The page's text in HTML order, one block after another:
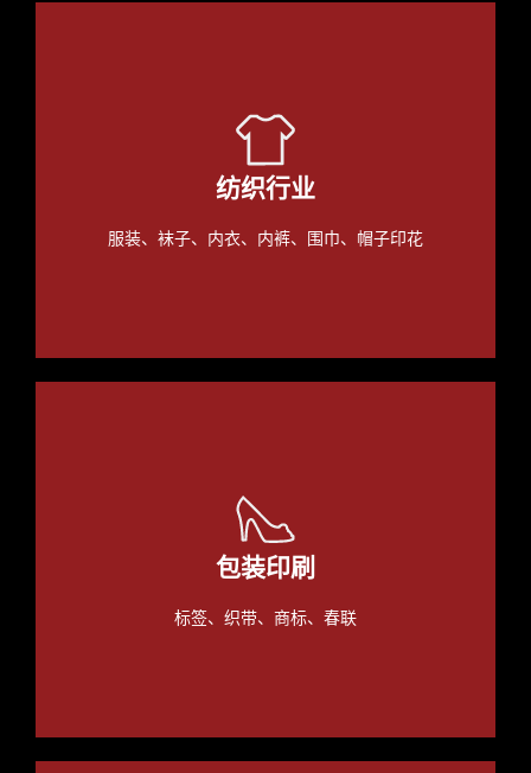
纺织行业
服装、袜子、内衣、内裤、围巾、帽子印花
包装印刷
标签、织带、商标、春联